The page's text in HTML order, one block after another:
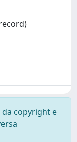
da copyright e